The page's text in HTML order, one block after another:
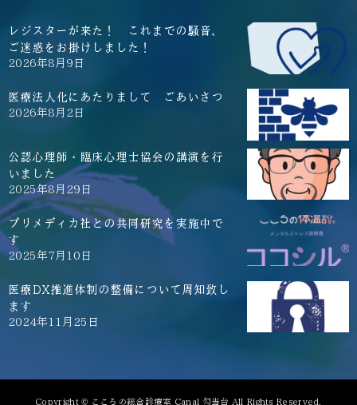
レジスターが来た！ これまでの騒音、
ご迷惑をお掛けしました！
2026年8月9日
医療法人化にあたりまして ごあいさつ
2026年8月2日
公認心理師・臨床心理士協会の講演を行
いました
2025年8月29日
プリメディカ社との共同研究を実施中で
す
2025年7月10日
医療DX推進体制の整備について周知致し
ます
2024年11月25日
Copyright © こころの総合診療室 Canal 勾当台 All Rights Reserved.